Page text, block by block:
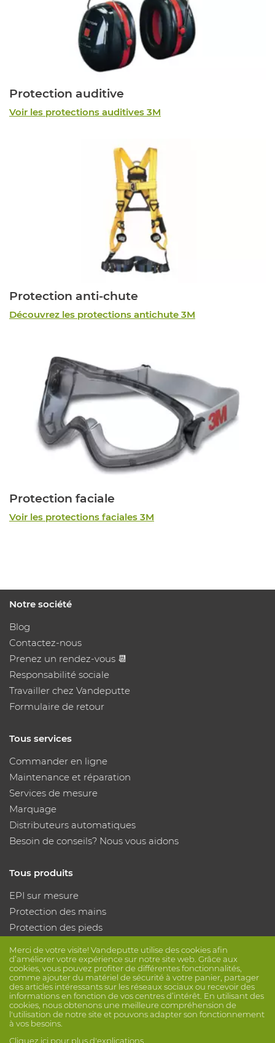
Protection auditive
Voir les protections auditives 3M
Protection anti-chute
Découvrez les protections antichute 3M
Protection faciale
Voir les protections faciales 3M
Merci de votre visite! Vandeputte utilise des cookies afin
d’améliorer votre expérience sur notre site web. Grâce aux
cookies, vous pouvez profiter de différentes fonctionnalités,
comme ajouter du matériel de sécurité à votre panier, partager
des articles intéressants sur les réseaux sociaux ou recevoir des
informations en fonction de vos centres d’intérêt. En utilisant des
cookies, nous obtenons une meilleure compréhension de
l'utilisation de notre site et pouvons adapter son fonctionnement
à vos besoins.
Cliquez ici pour plus d'explications
Notre société
Blog
Contactez-nous
Prenez un rendez-vous 📆
Responsabilité sociale
Travailler chez Vandeputte
Formulaire de retour
Tous services
Commander en ligne
Maintenance et réparation
Services de mesure
Marquage
Distributeurs automatiques
Besoin de conseils? Nous vous aidons
Tous produits
EPI sur mesure
Protection des mains
Protection des pieds
Suivez nous